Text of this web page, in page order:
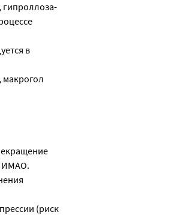
гипроллоза-
в
макрогол
ИМАО.
(риск